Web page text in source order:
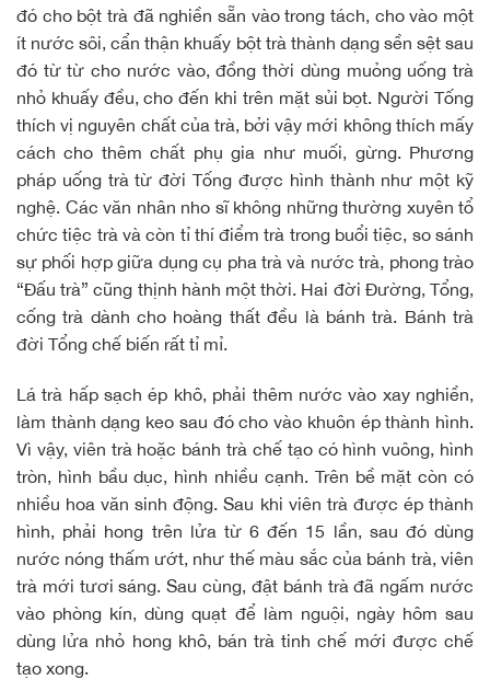
đó cho bột trà đã nghiền sẵn vào trong tách, cho vào một
ít nước sôi, cẩn thận khuấy bột trà thành dạng sền sệt sau
đó từ từ cho nước vào, đồng thời dùng muỏng uống trà
nhỏ khuấy đều, cho đến khi trên mặt sủi bọt. Người Tống
thích vị nguyên chất của trà, bởi vậy mới không thích mấy
cách cho thêm chất phụ gia như muối, gừng. Phương
pháp uống trà từ đời Tống được hình thành như một kỹ
nghệ. Các văn nhân nho sĩ không những thường xuyên tổ
chức tiệc trà và còn tỉ thí điểm trà trong buổi tiệc, so sánh
sự phối hợp giữa dụng cụ pha trà và nước trà, phong trào
“Đấu trà” cũng thịnh hành một thời. Hai đời Đường, Tổng,
cống trà dành cho hoàng thất đều là bánh trà. Bánh trà
đời Tổng chế biến rất tỉ mỉ.
Lá trà hấp sạch ép khô, phải thêm nước vào xay nghiền,
làm thành dạng keo sau đó cho vào khuôn ép thành hình.
Vì vậy, viên trà hoặc bánh trà chế tạo có hình vuông, hình
tròn, hình bầu dục, hình nhiều cạnh. Trên bề mặt còn có
nhiều hoa văn sinh động. Sau khi viên trà được ép thành
hình, phải hong trên lửa từ 6 đến 15 lần, sau đó dùng
nước nóng thấm ướt, như thế màu sắc của bánh trà, viên
trà mới tươi sáng. Sau cùng, đật bánh trà đã ngấm nước
vào phòng kín, dùng quạt để làm nguội, ngày hôm sau
dùng lửa nhỏ hong khô, bán trà tinh chế mới được chế
tạo xong.